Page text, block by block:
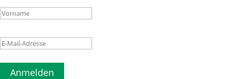
Anmelden